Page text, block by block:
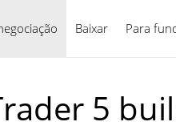
Baixar Para
5